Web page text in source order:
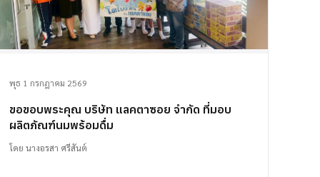
พุธ 1 กรกฎาคม 2569
ขอขอบพระคุณ บริษัท แลคตาซอย จำกัด ที่มอบ
ผลิตภัณฑ์นมพร้อมดื่ม
โดย นางอรสา ศรีสันต์